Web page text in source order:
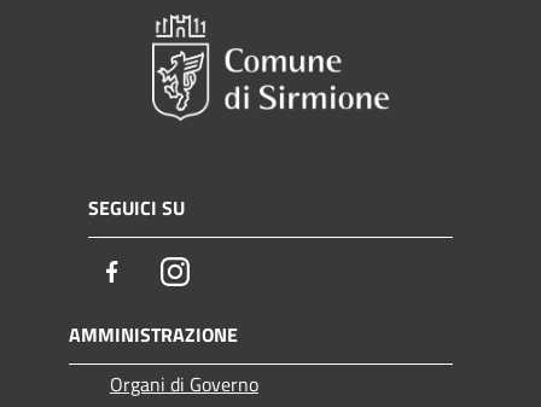
SEGUICI SU
FacebookInstagram
AMMINISTRAZIONE
Organi di Governo